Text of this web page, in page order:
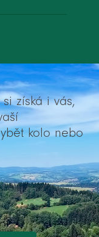
získá i vás,
kolo nebo